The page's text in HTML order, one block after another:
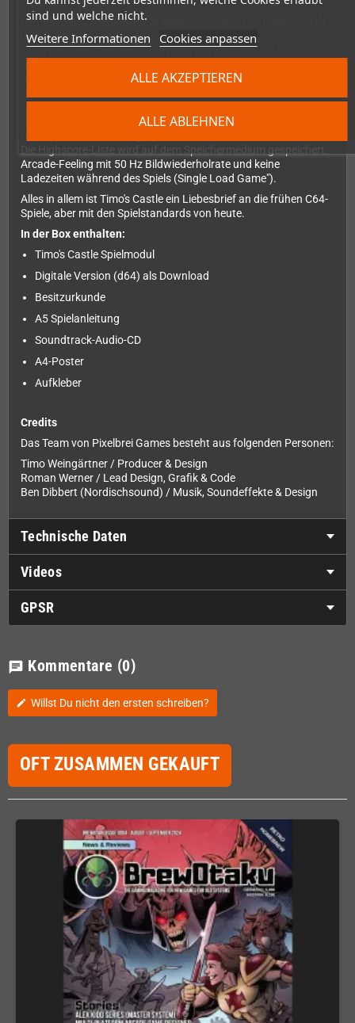
sind und welche nicht.
Weitere Informationen Cookies anpassen
ALLE ABLEHNEN
ALLE AKZEPTIEREN
gestalteten Levels.
Sammle alle Gegenstände in jedem Level und suche dann nach
dem Schlüssel, um den Ausgang zu öffnen.
Entdecke viele Überraschungen, versteckte Boni und
Erlebe einen fantastischen Schlussbildschirm (nicht leicht zu
Arcade-Feeling mit 50 Hz Bildwiederholrate und keine
Ladezeiten während des Spiels (Single Load Game").
Alles in allem ist Timo's Castle ein Liebesbrief an die frühen C64-
Spiele, aber mit den Spielstandards von heute.
In der Box enthalten:
Timo's Castle Spielmodul
Digitale Version (d64) als Download
Besitzurkunde
A5 Spielanleitung
Soundtrack-Audio-CD
A4-Poster
Aufkleber
Credits
Das Team von Pixelbrei Games besteht aus folgenden Personen:
Timo Weingärtner / Producer & Design
Roman Werner / Lead Design, Grafik & Code
Ben Dibbert (Nordischsound) / Musik, Soundeffekte & Design
Technische Daten
Videos
GPSR
chat Kommentare (0)
edit Willst Du nicht den ersten schreiben?
OFT ZUSAMMEN GEKAUFT